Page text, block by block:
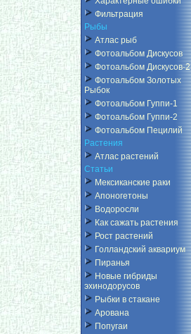
Фильтрация
Рыбы
Атлас рыб
Фотоальбом Дискусов
Фотоальбом Дискусов-2
Фотоальбом Золотых
Рыбок
Фотоальбом Гуппи-1
Фотоальбом Гуппи-2
Фотоальбом Пецилий
Растения
Атлас растений
Статьи
Мексиканские раки
Апоногетоны
Водоросли
Как сажать растения
Рост растений
Голландский аквариум
Пиранья
Новые гибриды
эхинодорусов
Рыбки в стакане
Арована
Попугаи